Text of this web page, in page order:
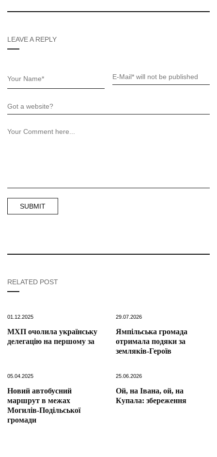
LEAVE A REPLY
RELATED POST
01.12.2025
МХП очолила українську
делегацію на першому за
29.07.2026
Ямпільська громада
отримала подяки за
земляків-Героїв
05.04.2025
Новий автобусний
маршрут в межах
Могилів-Подільської
громади
25.06.2026
Ой, на Івана, ой, на
Купала: збереження